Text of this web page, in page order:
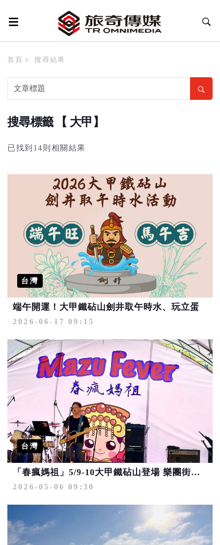
首頁 搜尋結果
搜尋標籤 【 大甲】
已找到14則相關結果
台灣
端午開運！大甲鐵砧山劍井取午時水、玩立蛋
2026-06-17 09:15
台灣
「春瘋媽祖」5/9-10大甲鐵砧山登場 樂團街舞接力演出
2026-05-06 09:30